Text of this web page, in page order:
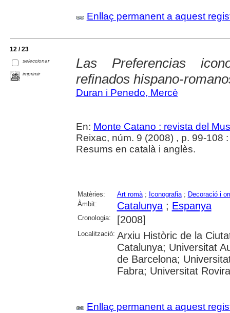
Enllaç permanent a aquest
12 / 23
seleccionar
imprimir
Las Preferencias
refinados hispano-
Duran i Penedo, Mercè
En: Monte Catano : revista del
Reixac, núm. 9 (2008) , p. 99-108 :
Resums en català i anglès.
Matèries: Art romà; Iconografia; Decoració i
Àmbit:
Catalunya; Espanya
Cronologia: [2008]
Localització: Arxiu Històric de la
Catalunya; Universitat
de Barcelona;
Fabra; Universitat
Enllaç permanent a aquest